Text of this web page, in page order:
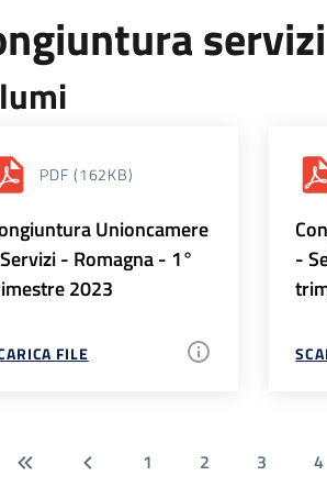
PDF (162KB)
Unioncamere
- Romagna - 1°
2023
FILE
-
1 2 3 4